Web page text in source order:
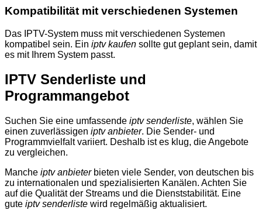
Kompatibilität mit verschiedenen Systemen
Das IPTV-System muss mit verschiedenen Systemen
kompatibel sein. Ein iptv kaufen sollte gut geplant sein, damit
es mit Ihrem System passt.
IPTV Senderliste und
Programmangebot
Suchen Sie eine umfassende iptv senderliste, wählen Sie
einen zuverlässigen iptv anbieter. Die Sender- und
Programmvielfalt variiert. Deshalb ist es klug, die Angebote
zu vergleichen.
Manche iptv anbieterbieten viele Sender, von deutschen bis
zu internationalen und spezialisierten Kanälen. Achten Sie
auf die Qualität der Streams und die Dienststabilität. Eine
gute iptv senderliste wird regelmäßig aktualisiert.